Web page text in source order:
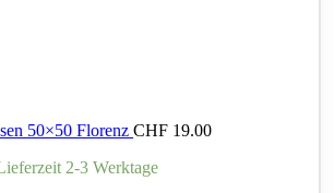
50×50 Florenz CHF 19.00
2-3 Werktage